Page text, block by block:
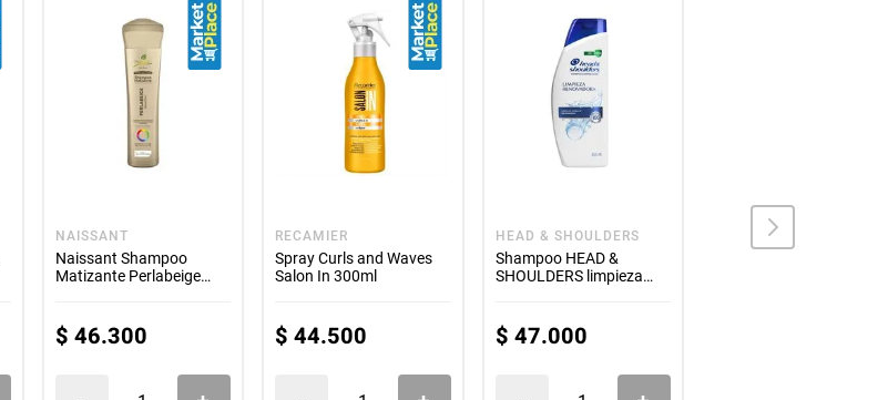
NAISSANT
Naissant Shampoo
Matizante Perlabeige
$ 46.300
RECAMIER
Spray Curls and Waves
Salon In 300ml
$ 44.500
HEAD & SHOULDERS
Shampoo HEAD &
SHOULDERS limpieza
$ 47.000
KERASTASE